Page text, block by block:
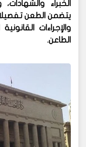
الخبراء
يتضمن الطعن
والإجراءات
الطاعن.